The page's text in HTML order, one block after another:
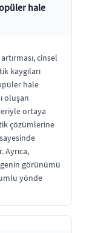
hale
cinsel
kaygıları
hale
oluşan
ortaya
çözümlerine
görünümü
yönde